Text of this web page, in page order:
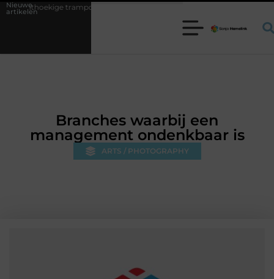
Nieuwe
artikelenkiezen voor jouw tuin
Branches waarbij een
management ondenkbaar is
ARTS / PHOTOGRAPHY